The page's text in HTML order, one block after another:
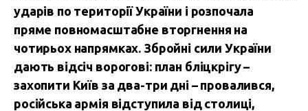
ударів по території України і розпочала
пряме повномасштабне вторгнення на
чотирьох напрямках. Збройні сили України
дають відсіч ворогові: план бліцкрігу –
захопити Київ за два-три дні – провалився,
російська армія відступила від столиці,